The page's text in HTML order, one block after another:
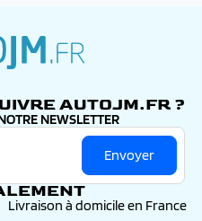
AUTOJM.FR ?
NEWSLETTER
Envoyer
Livraison à domicile en France